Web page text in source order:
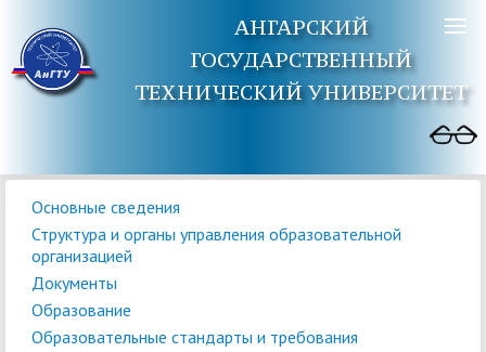
АНГАРСКИЙ
ГОСУДАРСТВЕННЫЙ
ТЕХНИЧЕСКИЙ УНИВЕРСИТЕТ
Основные сведения
Структура и органы управления образовательной
организацией
Документы
Образование
Образовательные стандарты и требования